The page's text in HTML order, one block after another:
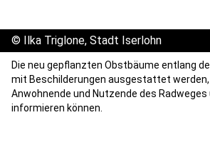
© Ilka Triglone, Stadt Iserlohn
Die neu gepflanzten Obstbäume entlang
mit Beschilderungen ausgestattet
Anwohnende und Nutzende des
informieren können.